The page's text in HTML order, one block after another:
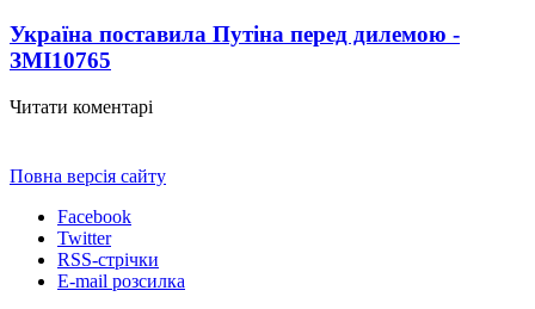
Україна поставила Путіна перед дилемою -
ЗМІ10765
Читати коментарі
Повна версія сайту
Facebook
Twitter
RSS-стрічки
E-mail розсилка